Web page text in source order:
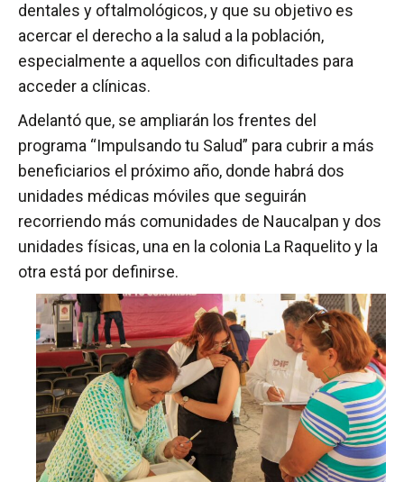
dentales y oftalmológicos, y que su objetivo es
acercar el derecho a la salud a la población,
especialmente a aquellos con dificultades para
acceder a clínicas.
Adelantó que, se ampliarán los frentes del
programa “Impulsando tu Salud” para cubrir a más
beneficiarios el próximo año, donde habrá dos
unidades médicas móviles que seguirán
recorriendo más comunidades de Naucalpan y dos
unidades físicas, una en la colonia La Raquelito y la
otra está por definirse.